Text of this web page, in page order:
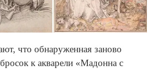
что обнаруженная заново
к акварели «Мадонна с